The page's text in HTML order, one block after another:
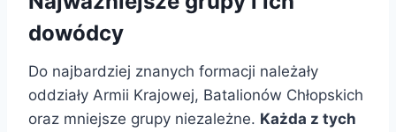
dowódcy
Do najbardziej znanych formacji należały
oddziały Armii Krajowej, Batalionów Chłopskich
oraz mniejsze grupy niezależne. Każda z tych